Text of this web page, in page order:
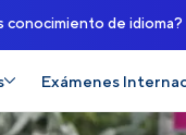
de
Exámenes